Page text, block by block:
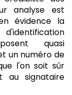
analyse est
évidence la
quasi
un numéro de
l'on soit sûr
au signataire